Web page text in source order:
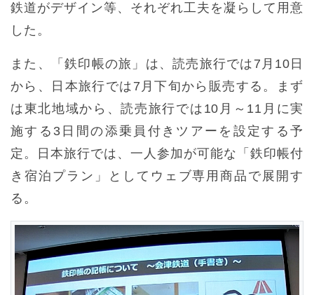
鉄道がデザイン等、それぞれ工夫を凝らして用意
した。
また、「鉄印帳の旅」は、読売旅行では7月10日
から、日本旅行では7月下旬から販売する。まず
は東北地域から、読売旅行では10月～11月に実
施する3日間の添乗員付きツアーを設定する予
定。日本旅行では、一人参加が可能な「鉄印帳付
き宿泊プラン」としてウェブ専用商品で展開す
る。